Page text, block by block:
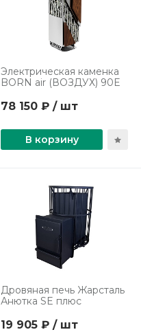
Электрическая каменка
BORN air (ВОЗДУХ) 90Е
78 150 ₽ / шт
В корзину
Дровяная печь Жарсталь
Анютка SE плюс
19 905 ₽ / шт